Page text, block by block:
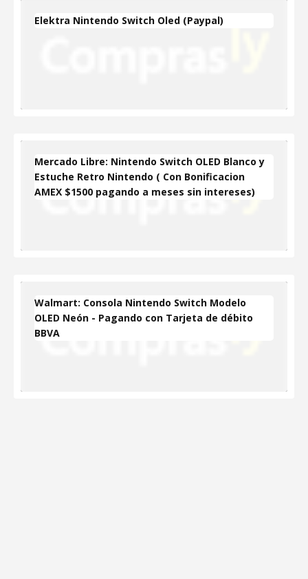
Elektra Nintendo Switch Oled (Paypal)
Mercado Libre: Nintendo Switch OLED Blanco y
Estuche Retro Nintendo ( Con Bonificacion
AMEX $1500 pagando a meses sin intereses)
Walmart: Consola Nintendo Switch Modelo
OLED Neón - Pagando con Tarjeta de débito
BBVA